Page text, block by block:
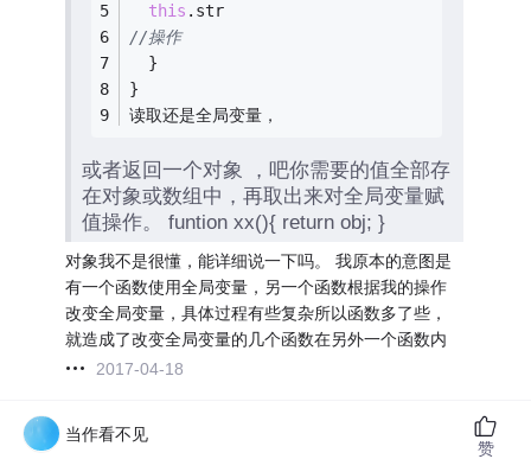
this .str
//操作
  }
}
读取还是全局变量，
或者返回一个对象 ，吧你需要的值全部存
在对象或数组中，再取出来对全局变量赋
值操作。 funtion xx(){ return obj; }
对象我不是很懂，能详细说一下吗。 我原本的意图是
有一个函数使用全局变量，另一个函数根据我的操作
改变全局变量，具体过程有些复杂所以函数多了些，
就造成了改变全局变量的几个函数在另外一个函数内
2017-04-18
当作看不见
赞